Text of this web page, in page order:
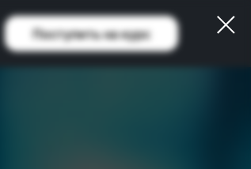
Поступить на курс